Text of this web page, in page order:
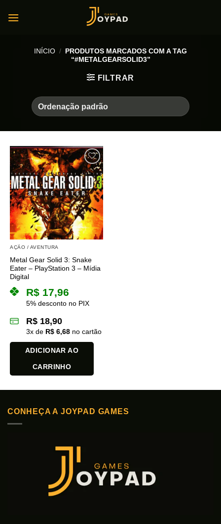
INÍCIO / PRODUTOS MARCADOS COM A TAG
“#METALGEARSOLID3”
FILTRAR
AÇÃO / AVENTURA
Metal Gear Solid 3: Snake
Eater – PlayStation 3 – Mídia
Digital
R$ 17,96
5% desconto no PIX
R$ 18,90
3x de R$ 6,68 no cartão
ADICIONAR AO
CARRINHO
CONHEÇA A JOYPAD GAMES